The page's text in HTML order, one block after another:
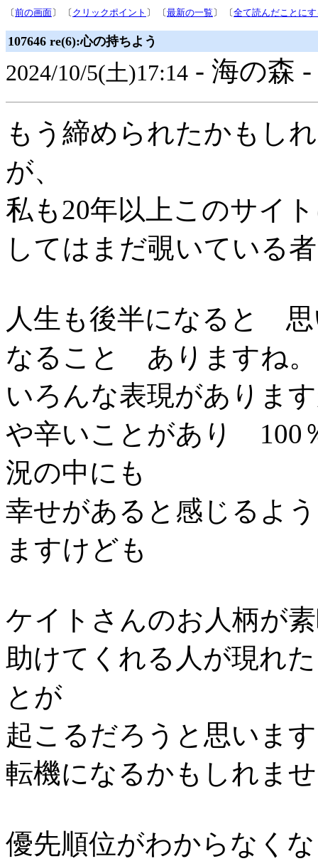
〔前の画面〕 〔 クリックポイント 〕 〔最新の一覧 〕 〔全て読んだことに
107646 re(6):心の持ちよう
2024/10/5(土)17:14 - 海の森 -
もう締められたかもし
が、
私も20年以上このサイ
してはまだ覗いている
人生も後半になると
なること ありますね。
いろんな表現があり
や辛いことがあり 100
況の中にも
幸せがあると感じるよ
ますけども
ケイトさんのお人柄が
助けてくれる人が現れ
とが
起こるだろうと思いま
転機になるかもしれま
優先順位がわからなく